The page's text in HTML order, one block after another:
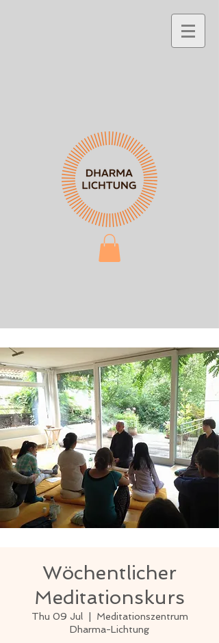
Wöchentlicher
Meditationskurs
Thu 09 Jul
  |
Meditationszentrum
Dharma-Lichtung